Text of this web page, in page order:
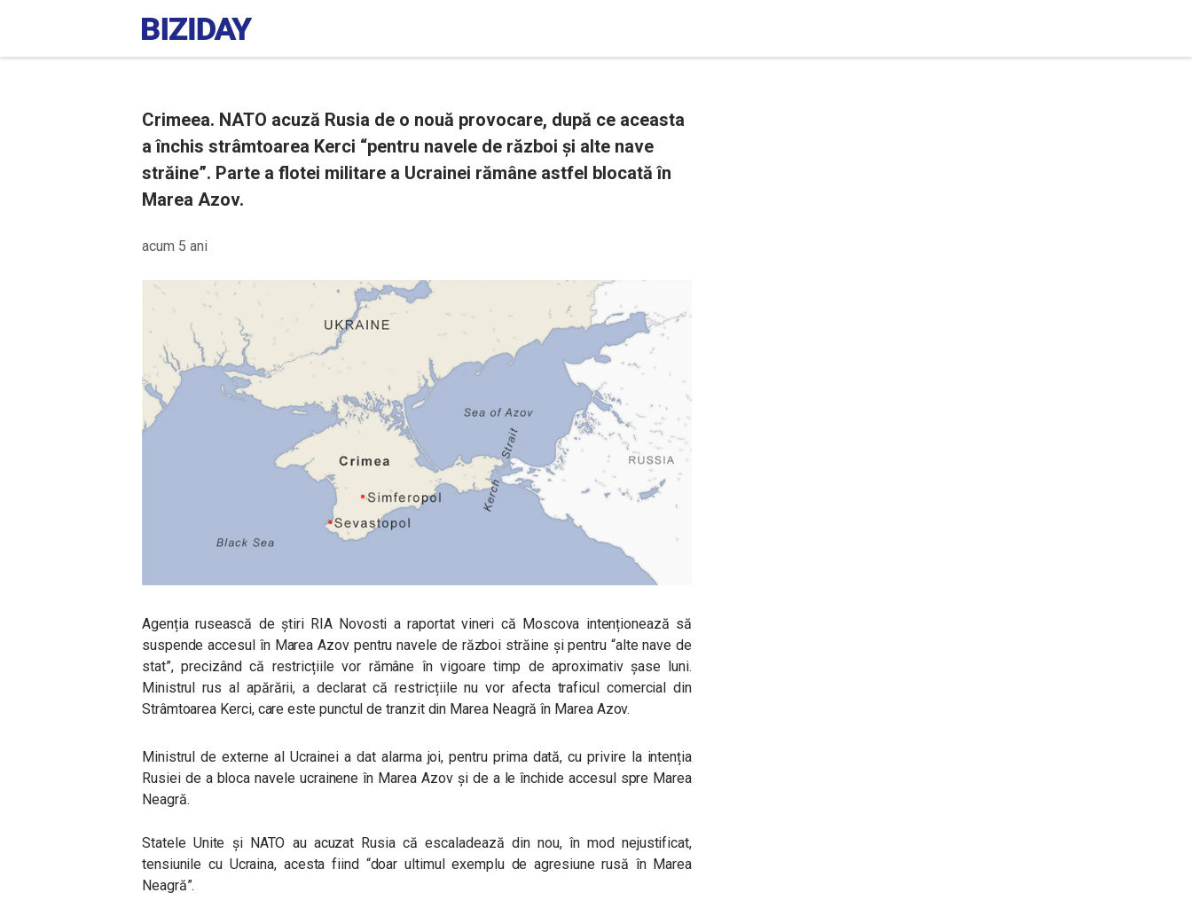
Crimeea. NATO acuză Rusia de o nouă provocare, după ce aceasta
a închis strâmtoarea Kerci “pentru navele de război și alte nave
străine”. Parte a flotei militare a Ucrainei rămâne astfel blocată în
Marea Azov.
acum 5 ani
Agenția rusească de știri RIA Novosti a raportat vineri că Moscova intenționează să
suspende accesul în Marea Azov pentru navele de război străine și pentru “alte nave de
stat”, precizând că restricțiile vor rămâne în vigoare timp de aproximativ șase luni.
Ministrul rus al apărării, a declarat că restricțiile nu vor afecta traficul comercial din
Strâmtoarea Kerci, care este punctul de tranzit din Marea Neagră în Marea Azov.
Ministrul de externe al Ucrainei a dat alarma joi, pentru prima dată, cu privire la intenția
Rusiei de a bloca navele ucrainene în Marea Azov și de a le închide accesul spre Marea
Neagră.
Statele Unite și NATO au acuzat Rusia că escaladează din nou, în mod nejustificat,
tensiunile cu Ucraina, acesta fiind “doar ultimul exemplu de agresiune rusă în Marea
Neagră”.